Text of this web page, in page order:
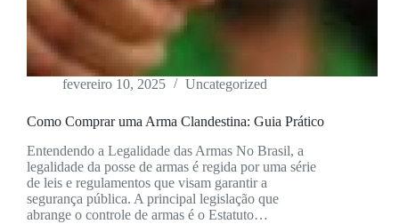
fevereiro 10, 2025 Uncategorized
Como Comprar uma Arma Clandestina: Guia Prático
Entendendo a Legalidade das Armas No Brasil, a
legalidade da posse de armas é regida por uma série
de leis e regulamentos que visam garantir a
segurança pública. A principal legislação que
abrange o controle de armas é o Estatuto…